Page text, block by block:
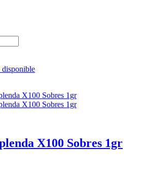
disponible
X100 Sobres 1gr